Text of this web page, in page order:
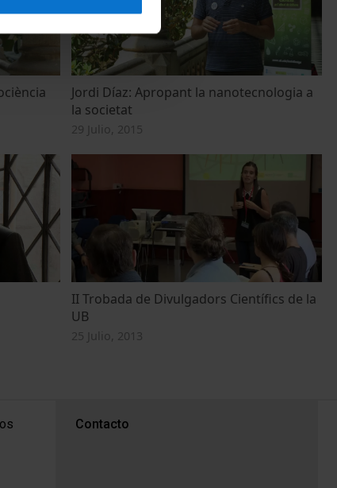
Jordi Díaz: Apropant la nanotecnologia a
la societat
29 Julio, 2015
II Trobada de Divulgadors Científics de la
UB
25 Julio, 2013
PEU 3
Contacto